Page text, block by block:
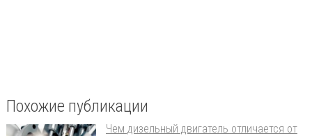
Похожие публикации
Чем дизельный двигатель отличается от